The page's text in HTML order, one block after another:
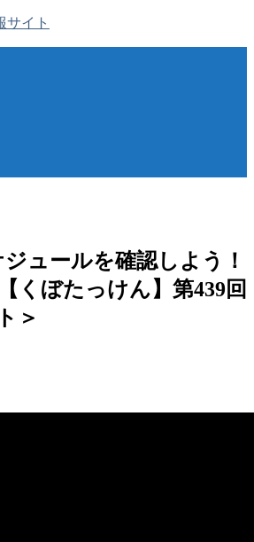
ュールを確認しよう！
【くぼたっけん】第439回
＞